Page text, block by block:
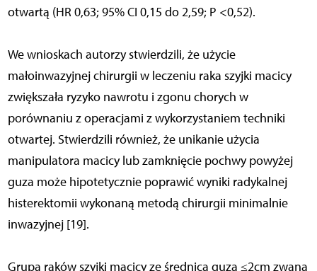
otwartą (HR 0,63; 95% CI 0,15 do 2,59; P <0,52).
We wnioskach autorzy stwierdzili, że użycie
małoinwazyjnej chirurgii w leczeniu raka szyjki macicy
zwiększała ryzyko nawrotu i zgonu chorych w
porównaniu z operacjami z wykorzystaniem techniki
otwartej. Stwierdzili również, że unikanie użycia
manipulatora macicy lub zamknięcie pochwy powyżej
guza może hipotetycznie poprawić wyniki radykalnej
histerektomii wykonaną metodą chirurgii minimalnie
inwazyjnej [19].
Grupa raków szyjki macicy ze średnicą guza ≤2cm zwana